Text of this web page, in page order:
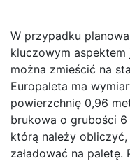
W przypadku
kluczowym aspektem
można zmieścić na
Europaleta ma
powierzchnię 0,96
brukowa o grubości
którą należy
załadować na